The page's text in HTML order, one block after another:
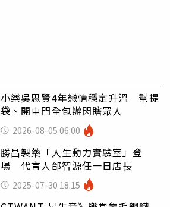
小樂吳思賢4年戀情穩定升溫 幫提
袋、開車門全包辦閃瞎眾人
2026-08-05 06:00
勝昌製藥「人生動力實驗室」登
場 代言人邰智源任一日店長
2025-07-30 18:15